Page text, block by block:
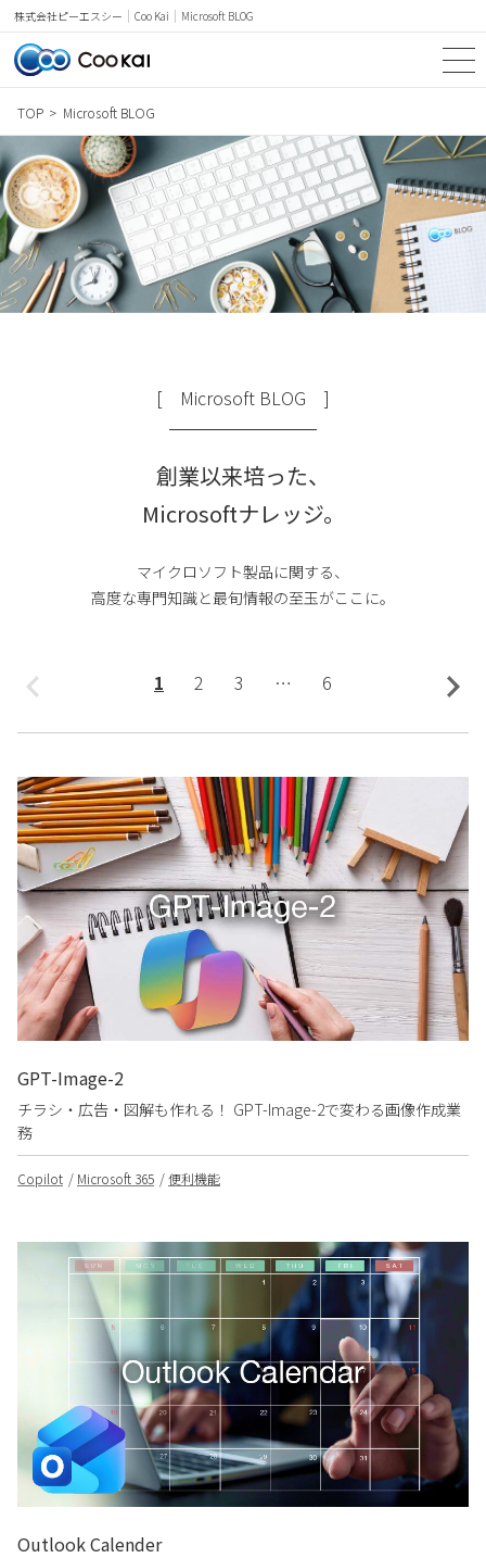
株式会社ピーエスシー Coo Kai Microsoft BLOG
TOP
SERVICE
NEWS & TOPICS
Microsoft BLOG
TOP Microsoft BLOG
[ Microsoft BLOG ]
創業以来培った、
Microsoftナレッジ。
マイクロソフト製品に関する、
高度な専門知識と最旬情報の至玉がここに。
1 2 3 … 6
GPT-Image-2
チラシ・広告・図解も作れる！ GPT-Image-2で変わる画像作成業
務
Copilot Microsoft 365 便利機能
Outlook Calender